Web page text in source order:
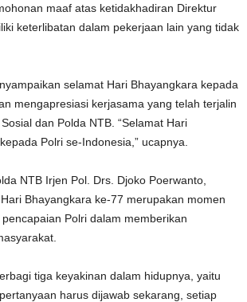
maaf atas ketidakhadiran Direktur
keterlibatan dalam pekerjaan lain yang tidak
selamat Hari Bhayangkara kepada
mengapresiasi kerjasama yang telah terjalin
dan Polda NTB. “Selamat Hari
Polri se-Indonesia,” ucapnya.
NTB Irjen Pol. Drs. Djoko Poerwanto,
Bhayangkara ke-77 merupakan momen
Polri dalam memberikan
tiga keyakinan dalam hidupnya, yaitu
harus dijawab sekarang, setiap